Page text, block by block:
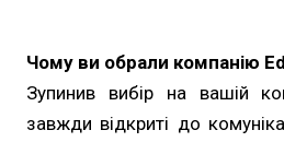
Чому ви обрали компанію
Зупинив вибір на вашій
завжди відкриті до